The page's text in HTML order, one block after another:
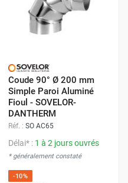
Coude 90° Ø 200 mm
Simple Paroi Aluminé
Fioul - SOVELOR-
DANTHERM
Réf. : SO AC65
Délai* : 1 à 2 jours ouvrés
* généralement constaté
-10%